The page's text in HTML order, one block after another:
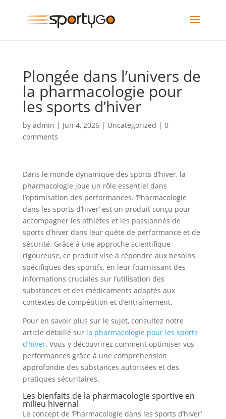
Plongée dans l’univers de
la pharmacologie pour
les sports d’hiver
by admin | Jun 4, 2026| Uncategorized | 0
comments
Dans le monde dynamique des sports d’hiver, la
pharmacologie joue un rôle essentiel dans
l’optimisation des performances. ‘Pharmacologie
dans les sports d’hiver’ est un produit conçu pour
accompagner les athlètes et les passionnés de
sports d’hiver dans leur quête de performance et de
sécurité. Grâce à une approche scientifique
rigoureuse, ce produit vise à répondre aux besoins
spécifiques des sportifs, en leur fournissant des
informations cruciales sur l’utilisation des
substances et des médicaments adaptés aux
contextes de compétition et d’entraînement.
Pour en savoir plus sur le sujet, consultez notre
article détaillé sur la pharmacologie pour les sports
d’hiver. Vous y découvrirez comment optimiser vos
performances grâce à une compréhension
approfondie des substances autorisées et des
pratiques sécuritaires.
Les bienfaits de la pharmacologie sportive en
milieu hivernal
Le concept de ‘Pharmacologie dans les sports d’hiver’